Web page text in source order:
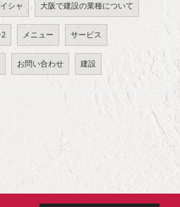
シャ 大阪で建設の業種について
2 メニュー サービス
お問い合わせ 建設